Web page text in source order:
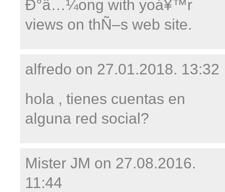
Ð°â…¼ong with yoá¥™r
views on thÑ–s web site.
alfredo on 27.01.2018. 13:32
hola , tienes cuentas en
alguna red social?
Mister JM on 27.08.2016.
11:44